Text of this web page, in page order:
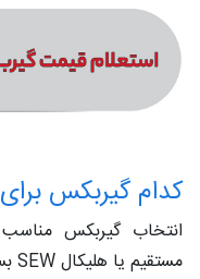
کدام گیربکس
انتخاب گیربکس
مستقیم یا هلیکال SEW بستگی به چند عامل مهم دارد: